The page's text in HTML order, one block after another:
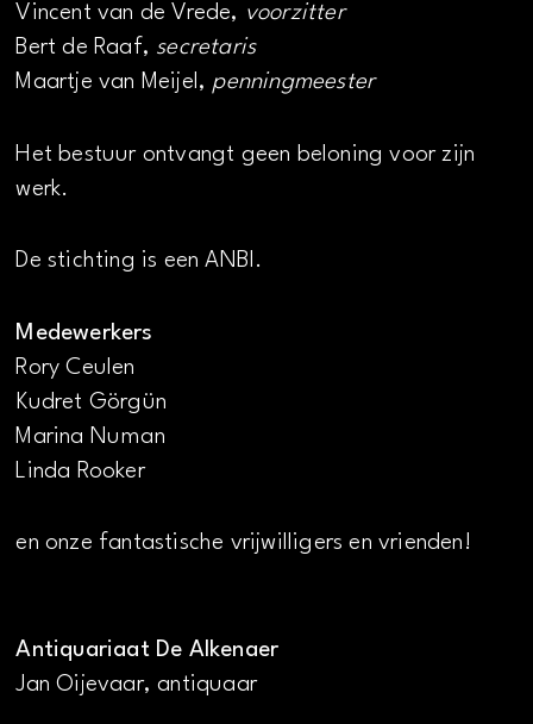
Vincent van de Vrede, voorzitter
Bert de Raaf, secretaris
Maartje van Meijel, penningmeester
Het bestuur ontvangt geen beloning voor zijn
werk.
De stichting is een ANBI.
Medewerkers
Rory Ceulen
Kudret Görgün
Marina Numan
Linda Rooker
en onze fantastische vrijwilligers en vrienden!
Antiquariaat De Alkenaer
Jan Oijevaar, antiquaar